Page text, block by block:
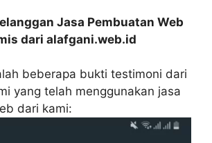
Jasa Pembuatan Web
dari alafgani.web.id
beberapa bukti testimoni dari
yang telah menggunakan jasa
dari kami: